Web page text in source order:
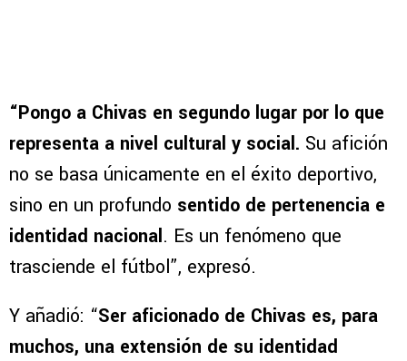
“Pongo a Chivas en segundo lugar por lo que
representa a nivel cultural y social. Su afición
no se basa únicamente en el éxito deportivo,
sino en un profundo sentido de pertenencia e
identidad nacional. Es un fenómeno que
trasciende el fútbol”, expresó.
Y añadió: “Ser aficionado de Chivas es, para
muchos, una extensión de su identidad